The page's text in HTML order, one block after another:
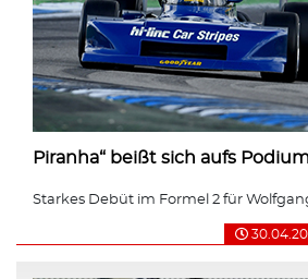
Piranha“ beißt sich aufs
Starkes Debüt im Formel 2 für